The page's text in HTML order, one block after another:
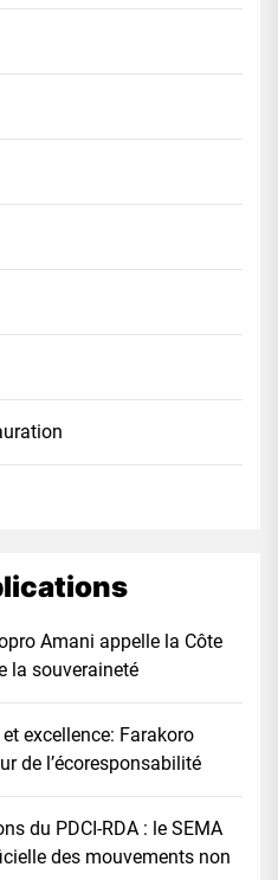
Amani appelle la Côte
la souveraineté
excellence: Farakoro
de l’écoresponsabilité
du PDCI-RDA : le SEMA
des mouvements non